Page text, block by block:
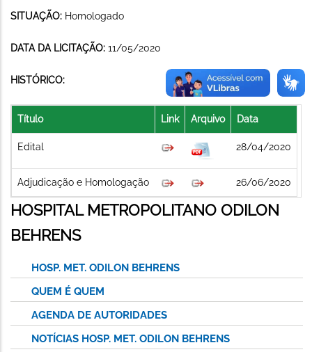
SITUAÇÃO: Homologado
DATA DA LICITAÇÃO: 11/05/2020
HISTÓRICO:
Título Link Arquivo Data
Edital 28/04/2020
Adjudicação e Homologação 26/06/2020
HOSPITAL METROPOLITANO ODILON
BEHRENS
HOSP. MET. ODILON BEHRENS
QUEM É QUEM
AGENDA DE AUTORIDADES
NOTÍCIAS HOSP. MET. ODILON BEHRENS